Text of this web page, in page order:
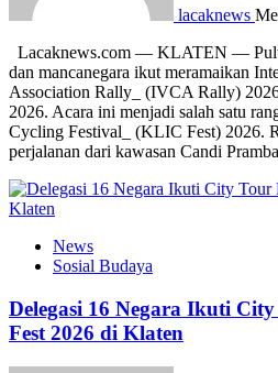
lacaknews
Lacaknews.com — KLATEN —
dan mancanegara ikut meramaikan
Association Rally_ (IVCA Rally)
2026. Acara ini menjadi salah satu
Cycling Festival_ (KLIC Fest) 2026.
perjalanan dari kawasan Candi
News
Sosial Budaya
Delegasi 16 Negara Ikuti
Fest 2026 di Klaten